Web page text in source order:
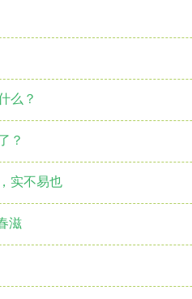
么？
？
实不易也
滋